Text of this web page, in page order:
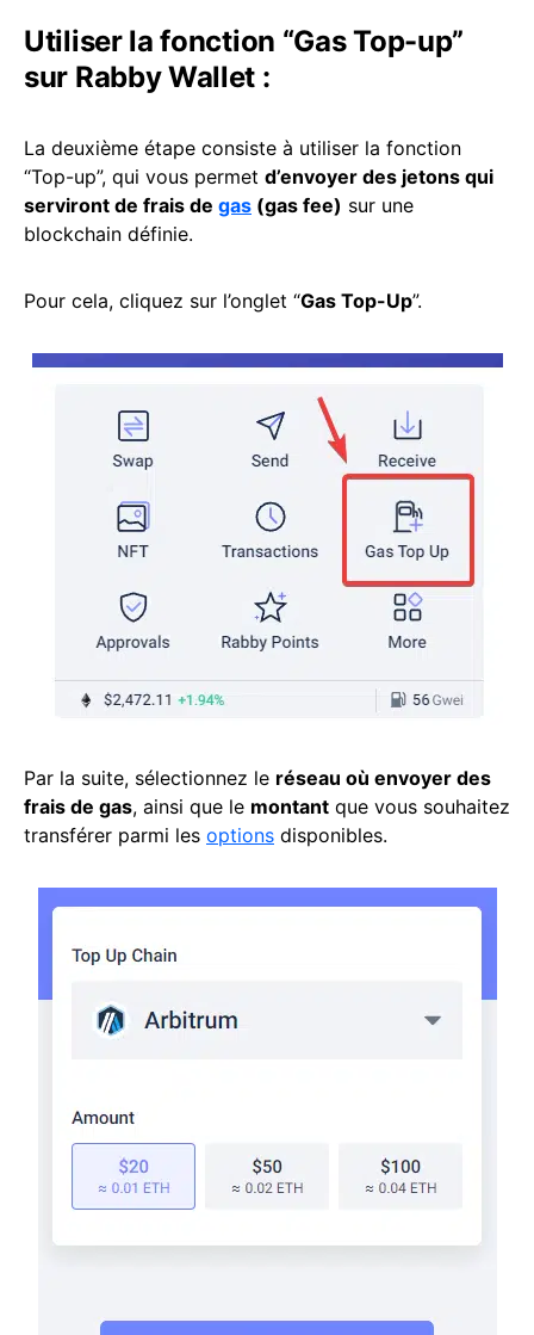
Utiliser la fonction “Gas Top-up”
sur Rabby Wallet :
La deuxième étape consiste à utiliser la fonction
“Top-up”, qui vous permet d’envoyer des jetons qui
serviront de frais de gas (gas fee) sur une
blockchain définie.
Pour cela, cliquez sur l’onglet “Gas Top-Up”.
Par la suite, sélectionnez le réseau où envoyer des
frais de gas, ainsi que le montant que vous souhaitez
transférer parmi les options disponibles.